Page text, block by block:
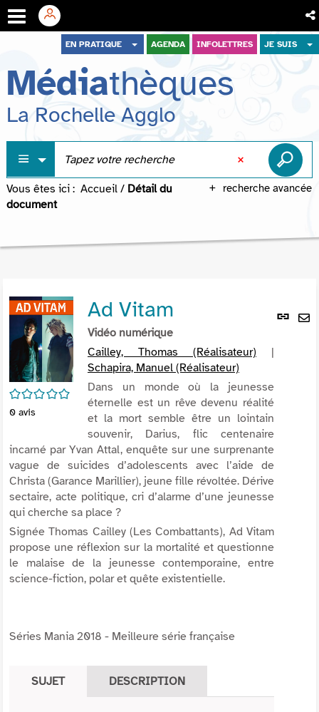
menu
contenu
recherche
EN PRATIQUE AGENDA INFOLETTRES JE SUIS
Médiathèques
La Rochelle Agglo
recherche avancée
Vous êtes ici : Accueil / Détail du
document
Lien
/5
0 avis
Ad Vitam
Vidéo numérique
Cailley, Thomas (Réalisateur) |
Schapira, Manuel (Réalisateur)
Dans un monde où la jeunesse
éternelle est un rêve devenu réalité
et la mort semble être un lointain
souvenir, Darius, flic centenaire
incarné par Yvan Attal, enquête sur une surprenante
vague de suicides d’adolescents avec l’aide de
Christa (Garance Marillier), jeune fille révoltée. Dérive
sectaire, acte politique, cri d’alarme d’une jeunesse
qui cherche sa place ?
Signée Thomas Cailley (Les Combattants), Ad Vitam
propose une réflexion sur la mortalité et questionne
le malaise de la jeunesse contemporaine, entre
science-fiction, polar et quête existentielle.
Séries Mania 2018 - Meilleure série française
SUJET DESCRIPTION